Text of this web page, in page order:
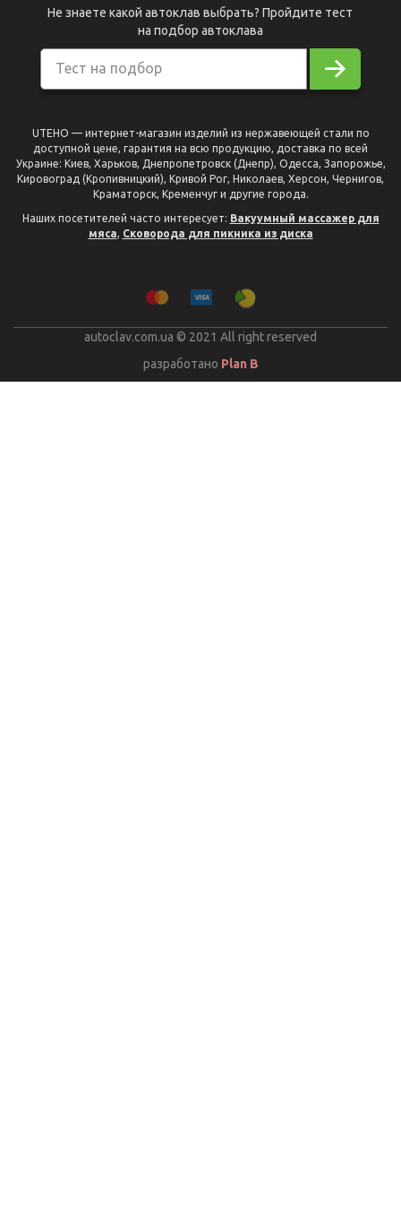
Тест на подбор
Не знаете какой автоклав выбрать? Пройдите тест
на подбор автоклава
UTEHO — интернет-магазин изделий из нержавеющей стали по
доступной цене, гарантия на всю продукцию, доставка по всей
Украине: Киев, Харьков, Днепропетровск (Днепр), Одесса, Запорожье,
Кировоград (Кропивницкий), Кривой Рог, Николаев, Херсон, Чернигов,
Краматорск, Кременчуг и другие города.
Наших посетителей часто интересует: Вакуумный массажер для
мяса, Сковорода для пикника из диска
autoclav.com.ua © 2021 All right reserved
разработано Plan B